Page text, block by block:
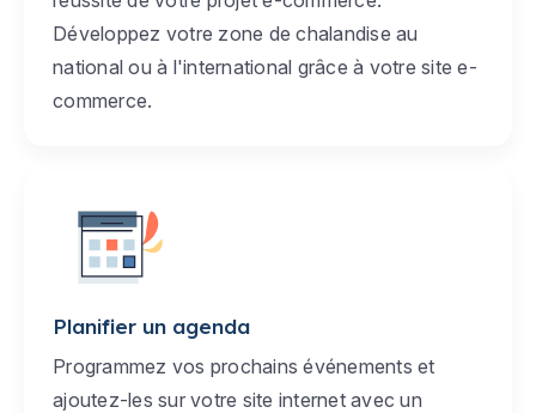
Développez votre zone de chalandise au
national ou à l'international grâce à votre site e-
commerce.
Planifier un agenda
Programmez vos prochains événements et
ajoutez-les sur votre site internet avec un